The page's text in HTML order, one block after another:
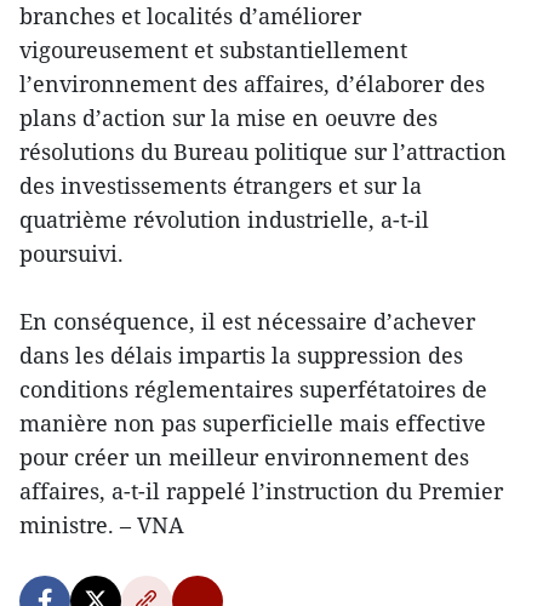
branches et localités d’améliorer
vigoureusement et substantiellement
l’environnement des affaires, d’élaborer des
plans d’action sur la mise en oeuvre des
résolutions du Bureau politique sur l’attraction
des investissements étrangers et sur la
quatrième révolution industrielle, a-t-il
poursuivi.
En conséquence, il est nécessaire d’achever
dans les délais impartis la suppression des
conditions réglementaires superfétatoires de
manière non pas superficielle mais effective
pour créer un meilleur environnement des
affaires, a-t-il rappelé l’instruction du Premier
ministre. – VNA